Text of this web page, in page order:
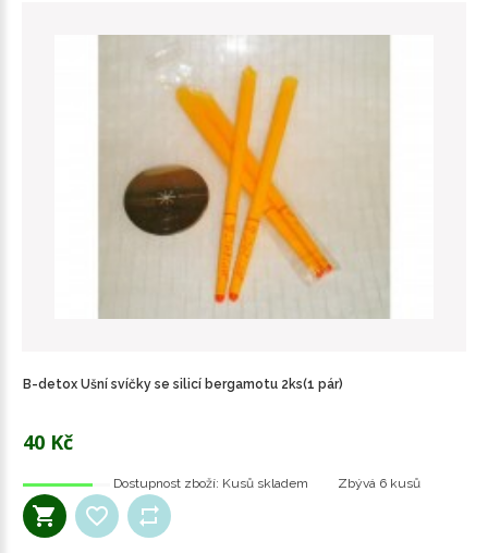
B-detox Ušní svíčky se silicí bergamotu 2ks(1 pár)
40 Kč
Dostupnost zboží: Kusů skladem Zbývá 6 kusů